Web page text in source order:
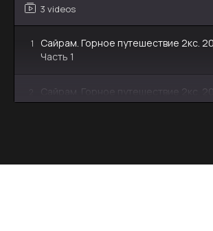
3 videos
1
Сайрам. Горное путешествие 2кс.
Часть 1
Сайрам. Горное путешествие 2кс.
Часть 2